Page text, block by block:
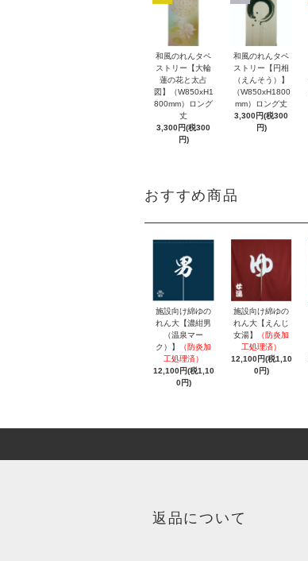
和風のれんタペ
ストリー【大輪
蓮の花と太占
図】（W850xH1
800mm）ロング
丈
3,300円(税300
円)
和風のれんタペ
ストリー【円相
（えんそう）】
（W850xH1800
mm）ロング丈
3,300円(税300
円)
おすすめ商品
施設向け綿ゆの
れん大【濃紺男
（温泉マー
ク）】
（防炎加
工処理済）
12,100円(税1,10
0円)
施設向け綿ゆの
れん大【えんじ
女湯】
（防炎加
工処理済）
12,100円(税1,10
0円)
返品について